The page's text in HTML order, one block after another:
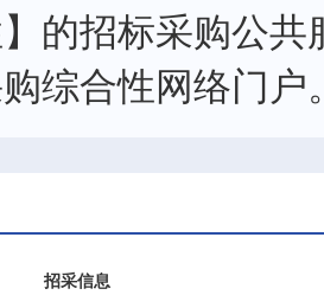
】的招标采购公
综合性网络门户
招采信息